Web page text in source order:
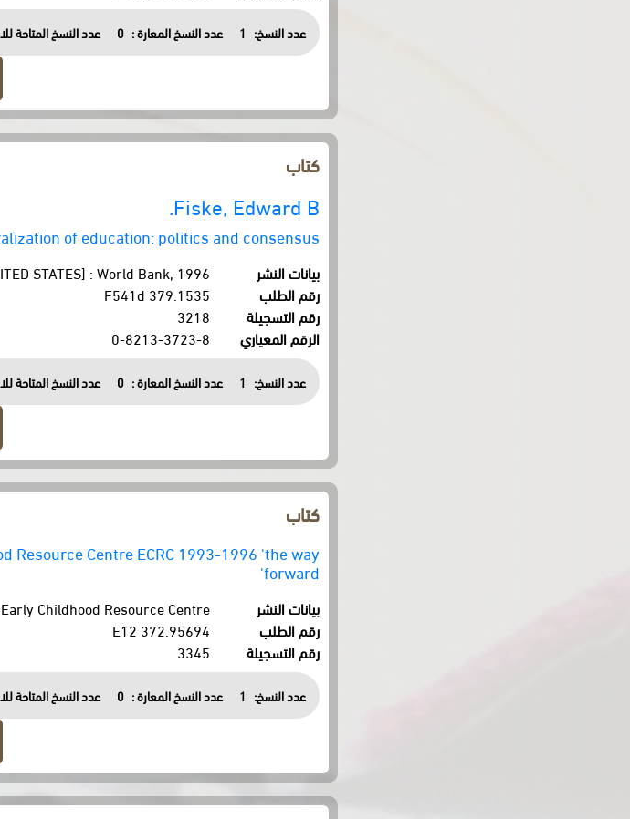
عدد النسخ: 1 عدد النسخ المعارة : 0 عدد النسخ المتاحة
كتاب
Fiske, Edward B.
of education: politics and consensus
بيانات النشر
STATES] : World Bank, 1996.
رقم الطلب
379.1535 F541d
رقم التسجيلة
3218
الرقم المعياري
0-8213-3723-8
عدد النسخ: 1 عدد النسخ المعارة : 0 عدد النسخ المتاحة
كتاب
Resource Centre ECRC 1993-1996 'the way
forward'
بيانات النشر
Childhood Resource Centre
رقم الطلب
372.95694 E12
رقم التسجيلة
3345
عدد النسخ: 1 عدد النسخ المعارة : 0 عدد النسخ المتاحة